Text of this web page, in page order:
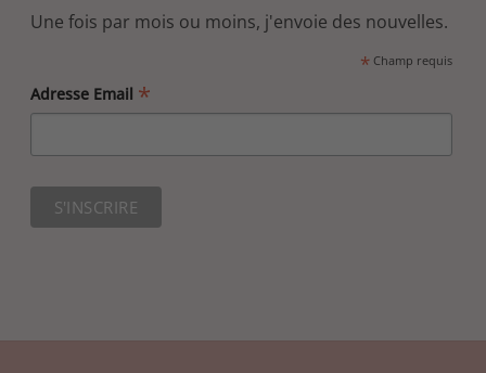
Une fois par mois ou moins, j'envoie des nouvelles.
*Champ requis
Adresse Email *